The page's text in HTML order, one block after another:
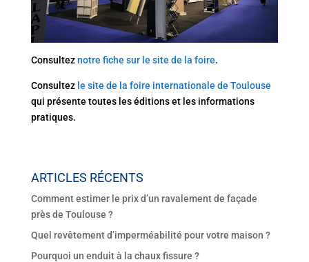
Consulteznotre fiche sur le site de la foire.
Consultez le site de la foire internationale de Toulouse
qui présente toutes les éditions et les informations
pratiques.
ARTICLES RÉCENTS
Comment estimer le prix d’un ravalement de façade
près de Toulouse ?
Quel revêtement d’imperméabilité pour votre maison ?
Pourquoi un enduit à la chaux fissure ?